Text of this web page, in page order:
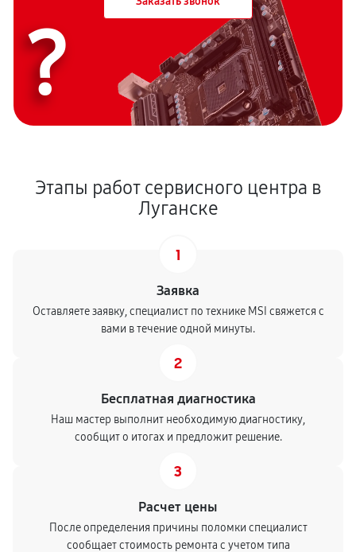
?
Этапы работ сервисного центра в
Луганске
1
Заявка
Оставляете заявку, специалист по технике MSI свяжется с
вами в течение одной минуты.
2
Бесплатная диагностика
Наш мастер выполнит необходимую диагностику,
сообщит о итогах и предложит решение.
3
Расчет цены
После определения причины поломки специалист
сообщает стоимость ремонта с учетом типа